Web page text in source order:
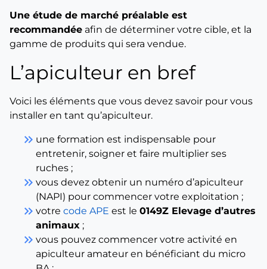
Une étude de marché préalable est
recommandée afin de déterminer votre cible, et la
gamme de produits qui sera vendue.
L’apiculteur en bref
Voici les éléments que vous devez savoir pour vous
installer en tant qu’apiculteur.
keyboard_double_arrow_right une formation est indispensable pour
entretenir, soigner et faire multiplier ses
ruches ;
keyboard_double_arrow_right vous devez obtenir un numéro d’apiculteur
(NAPI) pour commencer votre exploitation ;
keyboard_double_arrow_right votre code APE est le 0149Z Elevage d’autres
animaux ;
keyboard_double_arrow_right vous pouvez commencer votre activité en
apiculteur amateur en bénéficiant du micro